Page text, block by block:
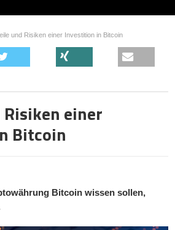
und Risiken einer Investition in Bitcoin
einer
Bitcoin
Bitcoin wissen sollen,